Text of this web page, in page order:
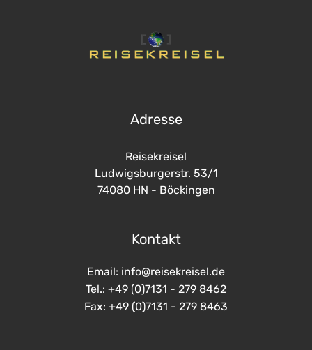
Adresse
Reisekreisel
Ludwigsburgerstr. 53/1
74080 HN - Böckingen
Kontakt
Email: info@reisekreisel.de
Tel.: +49 (0)7131 - 279 8462
Fax: +49 (0)7131 - 279 8463